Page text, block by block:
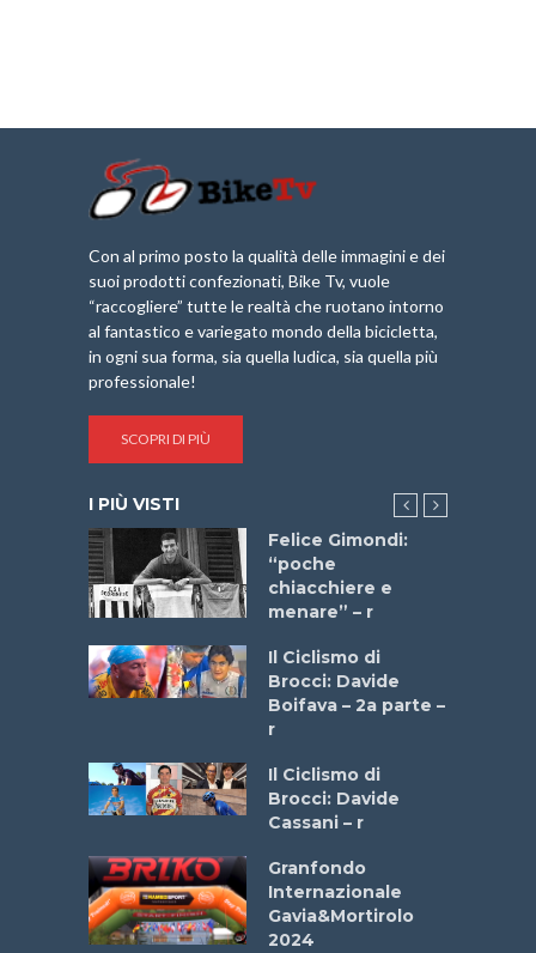
Con al primo posto la qualità delle immagini e dei
suoi prodotti confezionati, Bike Tv, vuole
“raccogliere” tutte le realtà che ruotano intorno
al fantastico e variegato mondo della bicicletta,
in ogni sua forma, sia quella ludica, sia quella più
professionale!
SCOPRI DI PIÙ
I PIÙ VISTI
Felice Gimondi:
“poche
chiacchiere e
menare” – r
Il Ciclismo di
Brocci: Davide
Boifava – 2a parte –
r
Il Ciclismo di
Brocci: Davide
Cassani – r
Granfondo
Internazionale
Gavia&Mortirolo
2024